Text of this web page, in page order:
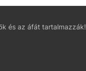
és az áfát tartalmazzák!